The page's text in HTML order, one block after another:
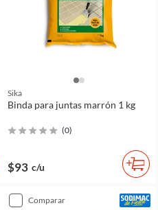
Sika
Binda para juntas marrón 1 kg
(0)
$93 c/u
comparar